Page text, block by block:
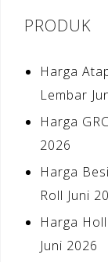
PRODUK
Harga
Lembar
Harga
2026
Harga
Roll Juni
Harga
Juni 2026